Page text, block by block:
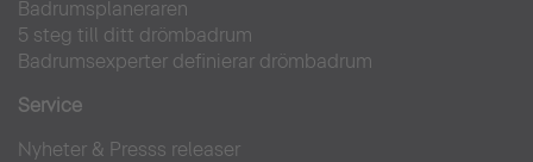
Badrumsplaneraren
5 steg till ditt drömbadrum
Badrumsexperter definierar drömbadrum
Service
Nyheter & Presss releaser